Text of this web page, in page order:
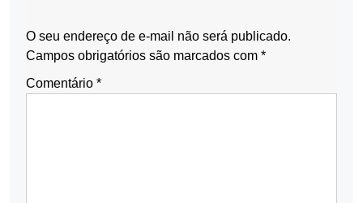
O seu endereço de e-mail não será publicado.
Campos obrigatórios são marcados com *
Comentário *